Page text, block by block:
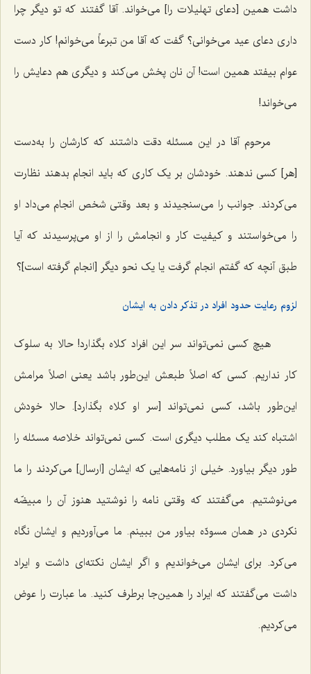
داشت همین [دعای تهلیلات را] می‌خواند. آقا گفتند که تو دیگر چرا
داری دعای عید می‌خوانی؟ گفت که آقا من تبرعاً می‌خوانم! کار دست
عوام بیفتد همین است! آن نان پخش می‌کند و دیگری هم دعایش را
می‌خواند!
مرحوم آقا در این مسئله دقت داشتند که کارشان را به‌دست
[هر] کسی ندهند. خودشان بر یک کاری که باید انجام بدهند نظارت
می‌کردند. جوانب را می‌سنجیدند و بعد وقتی شخص انجام می‌داد او
را می‌خواستند و کیفیت کار و انجامش را از او می‌پرسیدند که آیا
طبق آنچه که گفتم انجام گرفت یا یک نحو دیگر [انجام گرفته است]؟
لزوم رعایت حدود افراد در تذکر دادن به ایشان
هیچ کسی نمی‌تواند سر این افراد کلاه بگذارد! حالا به سلوک
کار نداریم. کسی که اصلاً طبعش این‌طور باشد یعنی اصلاً مرامش
این‌طور باشد، کسی نمی‌تواند [سر او کلاه بگذارد]. حالا خودش
اشتباه کند یک مطلب دیگری است. کسی نمی‌تواند خلاصه مسئله را
طور دیگر بیاورد. خیلی از نامه‌هایی که ایشان [ارسال] می‌کردند را ما
می‌نوشتیم. می‌گفتند که وقتی نامه را نوشتید هنوز آن را مبیضّه
نکردی در همان مسودّه بیاور من ببینم. ما می‌آوردیم و ایشان نگاه
می‌کرد. برای ایشان می‌خواندیم و اگر ایشان نکته‌ای داشت و ایراد
داشت می‌گفتند که ایراد را همین‌جا برطرف کنید. ما عبارت را عوض
می‌کردیم.